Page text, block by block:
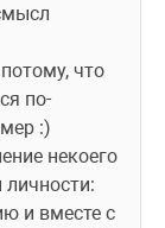
что
по-
:)
некоего
личности:
и вместе с